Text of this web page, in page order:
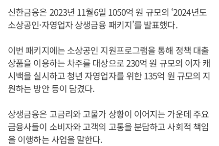
신한금융은 2023년 11월6일 1050억 원 규모의 ‘2024년도
소상공인·자영업자 상생금융 패키지’를 발표했다.
이번 패키지에는 소상공인 지원프로그램을 통해 정책 대출
상품을 이용하는 차주를 대상으로 230억 원 규모의 이자 캐
시백을 실시하고 청년 자영업자를 위한 135억 원 규모의 지
원하는 방안 등이 담겼다.
상생금융은 고금리와 고물가 상황이 이어지는 가운데 주요
금융사들이 소비자와 고객의 고통을 분담하고 사회적 책임
을 이행하는 사업을 말한다.